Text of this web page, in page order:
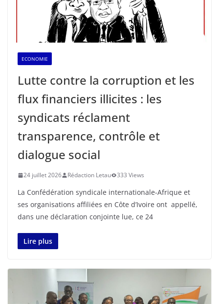
ECONOMIE
Lutte contre la corruption et les
flux financiers illicites : les
syndicats réclament
transparence, contrôle et
dialogue social
24 juillet 2026 Rédaction Letau 333 Views
La Confédération syndicale internationale-Afrique et
ses organisations affiliées en Côte d’Ivoire ont appellé,
dans une déclaration conjointe lue, ce 24
Lire plus